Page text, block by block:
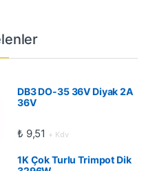
DB3 DO-35 36V Diyak 2A
36V
₺ 9,51 + Kdv
1K Çok Turlu Trimpot Dik